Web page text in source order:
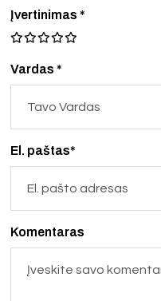
Vardas *
El. paštas*
Įvertinimas*
Komentaras